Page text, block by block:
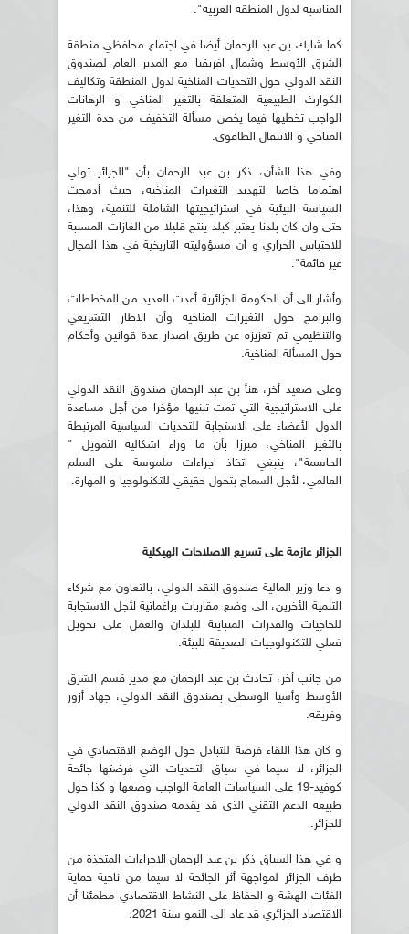
المناسبة لدول المنطقة العربية".
كما شارك بن عبد الرحمان أيضا في اجتماع محافظي منطقة
الشرق الأوسط وشمال افريقيا مع المدير العام لصندوق
النقد الدولي حول التحديات المناخية لدول المنطقة وتكاليف
الكوارث الطبيعية المتعلقة بالتغير المناخي و الرهانات
الواجب تخطيها فيما يخص مسألة التخفيف من حدة التغير
المناخي و الانتقال الطاقوي.
وفي هذا الشأن، ذكر بن عبد الرحمان بأن "الجزائر تولي
اهتماما خاصا لتهديد التغيرات المناخية، حيث أدمجت
السياسة البيئية في استراتيجيتها الشاملة للتنمية، وهذا،
حتى وان كان بلدنا يعتبر كبلد ينتج قليلا من الغازات المسببة
للاحتباس الحراري و أن مسؤوليته التاريخية في هذا المجال
غير قائمة".
وأشار الى أن الحكومة الجزائرية أعدت العديد من المخططات
والبرامج حول التغيرات المناخية وأن الاطار التشريعي
والتنظيمي تم تعزيزه عن طريق اصدار عدة قوانين وأحكام
حول المسألة المناخية.
وعلى صعيد أخر، هنأ بن عبد الرحمان صندوق النقد الدولي
على الاستراتيجية التي تمت تبنيها مؤخرا من أجل مساعدة
الدول الأعضاء على الاستجابة للتحديات السياسية المرتبطة
بالتغير المناخي، مبرزا بأن ما وراء اشكالية التمويل "
الحاسمة"، ينبغي اتخاذ اجراءات ملموسة على السلم
العالمي، لأجل السماح بتحول حقيقي للتكنولوجيا و المهارة.
الجزائر عازمة على تسريع الاصلاحات الهيكلية
و دعا وزير المالية صندوق النقد الدولي، بالتعاون مع شركاء
التنمية الأخرين، الى وضع مقاربات براغماتية لأجل الاستجابة
للحاجيات والقدرات المتباينة للبلدان والعمل على تحويل
فعلي للتكنولوجيات الصديقة للبيئة.
من جانب أخر، تحادث بن عبد الرحمان مع مدير قسم الشرق
الأوسط وأسيا الوسطى بصندوق النقد الدولي، جهاد أزور
وفريقه.
و كان هذا اللقاء فرصة للتبادل حول الوضع الاقتصادي في
الجزائر، لا سيما في سياق التحديات التي فرضتها جائحة
كوفيد-19 على السياسات العامة الواجب وضعها و كذا حول
طبيعة الدعم التقني الذي قد يقدمه صندوق النقد الدولي
للجزائر.
و في هذا السياق ذكر بن عبد الرحمان الاجراءات المتخذة من
طرف الجزائر لمواجهة أثر الجائحة لا سيما من ناحية حماية
الفئات الهشة و الحفاظ على النشاط الاقتصادي مطمئنا أن
الاقتصاد الجزائري قد عاد الى النمو سنة 2021.